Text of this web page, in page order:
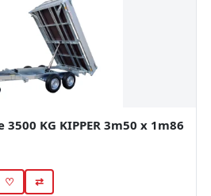
KG KIPPER 3m50 x 1m86
♡ ⇄